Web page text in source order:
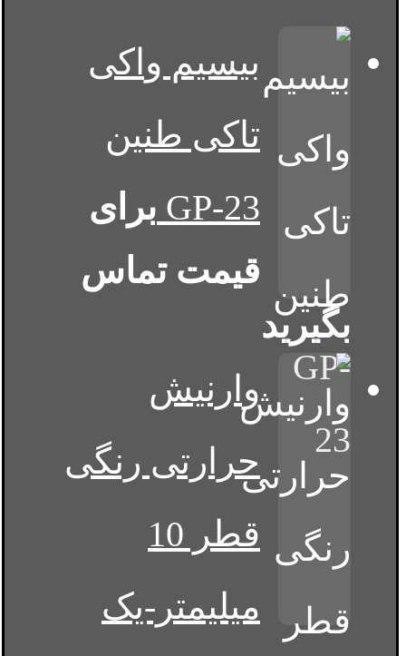
بیسیم واکی
تاکی طنین
GP-23 برای
قیمت تماس
بگیرید
وارنیش
حرارتی رنگی
قطر 10
میلیمتر-یک